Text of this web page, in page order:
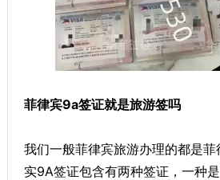
菲律宾9a签证就是旅游签吗
我们一般菲律宾旅游办理的都是
实9A签证包含有两种签证，一种